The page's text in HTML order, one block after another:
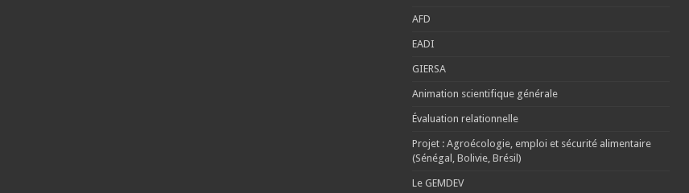
AFD
EADI
GIERSA
Animation scientifique générale
Évaluation relationnelle
Projet : Agroécologie, emploi et sécurité alimentaire
(Sénégal, Bolivie, Brésil)
Le GEMDEV